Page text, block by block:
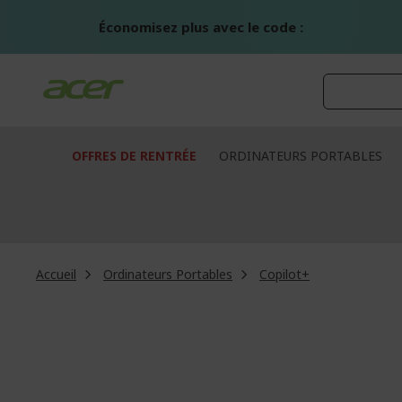
Économisez plus avec le code :
OFFRES DE RENTRÉE ORDINATEURS PORTABLES
Accueil Ordinateurs Portables
Copilot+